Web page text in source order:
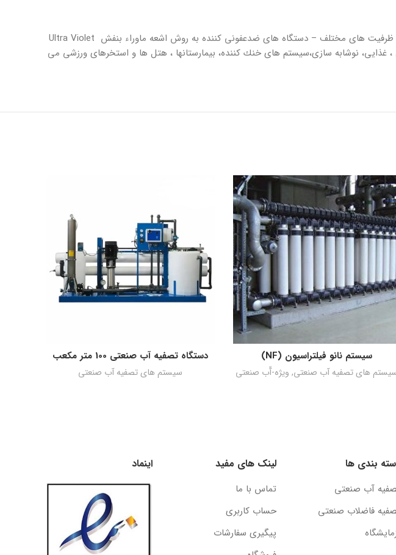
شركت شيميايى تحقيقاتى رسوب آب ارائه كننده سيستم هاى ضدعفونى كننده (پكيج هاى تزريق كلر در ظرفيت هاى مختلف – دستگاه هاى ضدعفونى كننده به روش اشعه ماوراء بنفش Ultra Violet
نوشابه سازى،سيستم هاى خنك كننده، بيمارستانها ، هتل ها و استخرهاى ورزشى می
اطلاعات بیشتر
سیستم نانو فیلتراسیون (NF)
های تصفیه آب صنعتی, ویژه-آّب صنعتی
اطلاعات بیشتر
دستگاه تصفیه آب صنعتی 100 متر مکعب
سیستم های تصفیه آب صنعتی
بندی ها
آب صنعتی
فاضلاب صنعتی
لینک های مفید
تماس با ما
حساب کاربری
پیگیری سفارشات
اینماد